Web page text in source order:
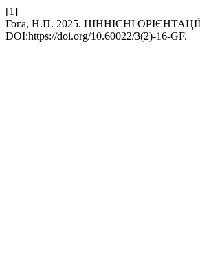
[1]
Гога, Н.П. 2025. ЦІННІСНІ
DOI:https://doi.org/10.60022/3(2)-16-GF.